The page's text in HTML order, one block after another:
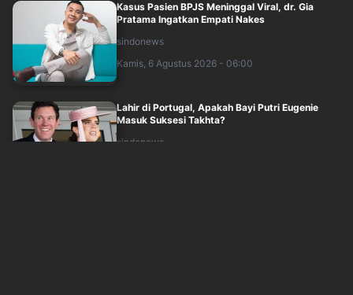
Kasus Pasien BPJS Meninggal Viral, dr. Gia
Pratama Ingatkan Empati Nakes
sindonews
Kamis, 6 Agustus 2026 - 06:00
Lahir di Portugal, Apakah Bayi Putri Eugenie
Masuk Suksesi Takhta?
sindonews